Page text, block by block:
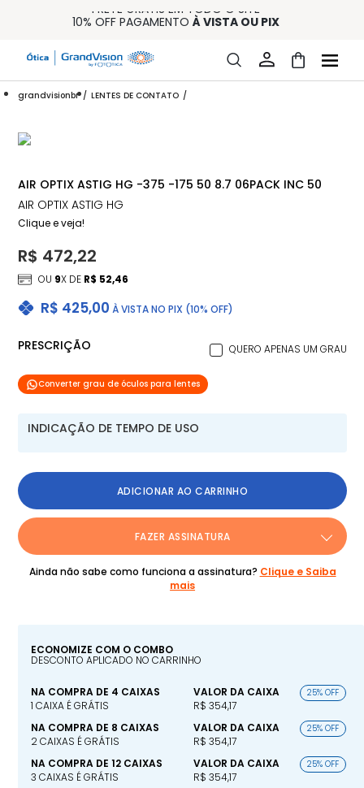
FRETE GRÁTIS EM TODO O SITE
10% OFF PAGAMENTO À VISTA OU PIX
15% OFF NA PRIMEIRA COMPRA (CONSULTE REGULAMENTO)
32% OFF NO COMBO - CONS. REG.
grandvisionbr LENTES DE CONTATO
AIR OPTIX ASTIG HG -375 -175 50 8.7 06PACK INC 50
AIR OPTIX ASTIG HG
Clique e veja!
R$ 425,00 À VISTA NO PIX (10% OFF)
R$ 472,22
OU 9X DE R$ 52,46
PRESCRIÇÃO QUERO APENAS UM GRAU
Converter grau de óculos para lentes
INDICAÇÃO DE TEMPO DE USO
ADICIONAR AO CARRINHO
FAZER ASSINATURA
Ainda não sabe como funciona a assinatura? Clique e Saiba
mais
ECONOMIZE COM O COMBO
DESCONTO APLICADO NO CARRINHO
NA COMPRA DE 4 CAIXAS
1 CAIXA É GRÁTIS
VALOR DA CAIXA
R$ 354,17
25% OFF
NA COMPRA DE 8 CAIXAS
2 CAIXAS É GRÁTIS
VALOR DA CAIXA
R$ 354,17
25% OFF
NA COMPRA DE 12 CAIXAS
3 CAIXAS É GRÁTIS
VALOR DA CAIXA
R$ 354,17
25% OFF